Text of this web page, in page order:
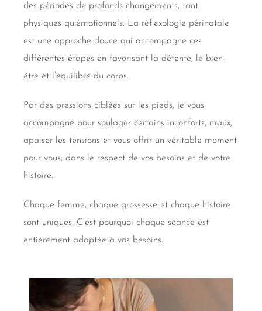
des périodes de profonds changements, tant
physiques qu’émotionnels. La réflexologie périnatale
est une approche douce qui accompagne ces
différentes étapes en favorisant la détente, le bien-
être et l’équilibre du corps.
Par des pressions ciblées sur les pieds, je vous
accompagne pour soulager certains inconforts, maux,
apaiser les tensions et vous offrir un véritable moment
pour vous, dans le respect de vos besoins et de votre
histoire.
Chaque femme, chaque grossesse et chaque histoire
sont uniques. C’est pourquoi chaque séance est
entièrement adaptée à vos besoins.